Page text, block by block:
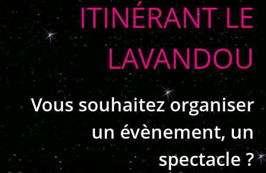
ITINÉRANT LE
LAVANDOU
Vous souhaitez organiser
un évènement, un
spectacle ?